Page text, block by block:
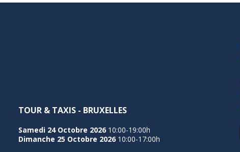
TOUR & TAXIS - BRUXELLES
Samedi 24 Octobre 2026 10:00-19:00h
Dimanche 25 Octobre 2026 10:00-17:00h